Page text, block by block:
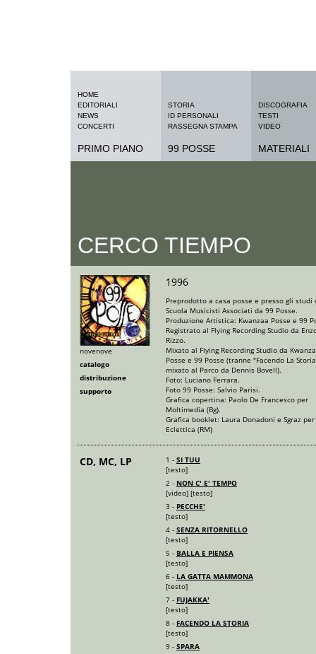
HOME
EDITORIALI
NEWS
CONCERTI
PRIMO PIANO
STORIA
ID PERSONALI
RASSEGNA STAMPA
99 POSSE
DISCOGRAFIA
TESTI
VIDEO
MATERIALI
CERCO TIEMPO
novenove
catalogo
distribuzione
supporto
1996
Preprodotto a casa posse e presso gli studi
Scuola Musicisti Associati da 99 Posse.
Produzione Artistica: Kwanzaa Posse e 99
Registrato al Flying Recording Studio da
Rizzo.
Mixato al Flying Recording Studio da
Posse e 99 Posse (tranne "Facendo La
mixato al Parco da Dennis Bovell).
Foto: Luciano Ferrara.
Foto 99 Posse: Salvio Parisi.
Grafica copertina: Paolo De Francesco per
Moltimedia (Bg).
Grafica booklet: Laura Donadoni e Sgraz per
Eclettica (RM)
CD, MC, LP 1 - SI TUU
[testo]
2 - NON C' E' TEMPO
[video] [testo]
3 - PECCHE'
[testo]
4 - SENZA RITORNELLO
[testo]
5 - BALLA E PIENSA
[testo]
6 - LA GATTA MAMMONA
[testo]
7 - FUJAKKA'
[testo]
8 - FACENDO LA STORIA
[testo]
9 - SPARA